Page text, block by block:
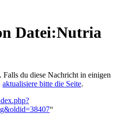
Datei:Nutria
du diese Nachricht in einigen
aktualisiere bitte die Seite.
“